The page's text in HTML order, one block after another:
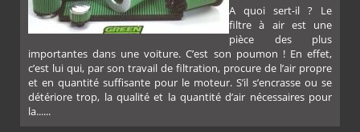
A quoi sert-il ? Le
filtre à air est une
pièce des plus
importantes dans une voiture. C’est son poumon ! En effet,
c’est lui qui, par son travail de filtration, procure de l’air propre
et en quantité suffisante pour le moteur. S’il s’encrasse ou se
détériore trop, la qualité et la quantité d’air nécessaires pour
la......